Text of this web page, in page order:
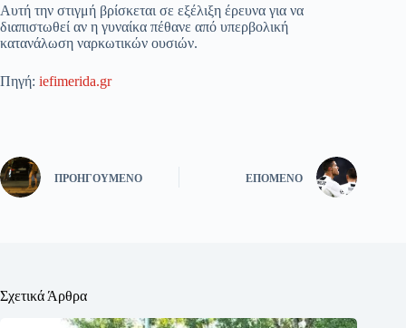
Αυτή την στιγμή βρίσκεται σε εξέλιξη έρευνα για να
διαπιστωθεί αν η γυναίκα πέθανε από υπερβολική
κατανάλωση ναρκωτικών ουσιών.
Πηγή: iefimerida.gr
ΠΡΟΗΓΟΎΜΕΝΟ ΕΠΌΜΕΝΟ
Σχετικά Άρθρα